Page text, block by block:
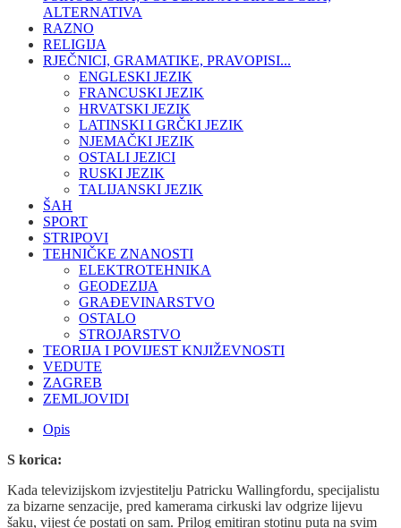
ALTERNATIVA
RAZNO
RELIGIJA
RJEČNICI, GRAMATIKE, PRAVOPISI...
ENGLESKI JEZIK
FRANCUSKI JEZIK
HRVATSKI JEZIK
LATINSKI I GRČKI JEZIK
NJEMAČKI JEZIK
OSTALI JEZICI
RUSKI JEZIK
TALIJANSKI JEZIK
ŠAH
SPORT
STRIPOVI
TEHNIČKE ZNANOSTI
ELEKTROTEHNIKA
GEODEZIJA
GRAĐEVINARSTVO
OSTALO
STROJARSTVO
TEORIJA I POVIJEST KNJIŽEVNOSTI
VEDUTE
ZAGREB
ZEMLJOVIDI
Opis
S korica:
Kada televizijskom izvjestitelju Patricku Wallingfordu, specijalistu
za bizarne senzacije, pred kamerama cirkuski lav odgrize lijevu
šaku, vijest će postati on sam. Prilog emitiran stotinu puta na svim